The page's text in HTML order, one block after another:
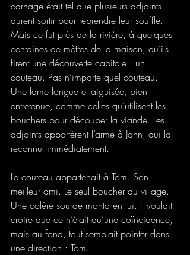
carnage était tel que plusieurs adjoints
durent sortir pour reprendre leur souffle.
Mais ce fut près de la rivière, à quelques
centaines de mètres de la maison, qu’ils
firent une découverte capitale : un
couteau. Pas n’importe quel couteau.
Une lame longue et aiguisée, bien
entretenue, comme celles qu’utilisent les
bouchers pour découper la viande. Les
adjoints apportèrent l’arme à John, qui la
reconnut immédiatement.
Le couteau appartenait à Tom. Son
meilleur ami. Le seul boucher du village.
Une colère sourde monta en lui. Il voulait
croire que ce n’était qu’une coïncidence,
mais au fond, tout semblait pointer dans
une direction : Tom.